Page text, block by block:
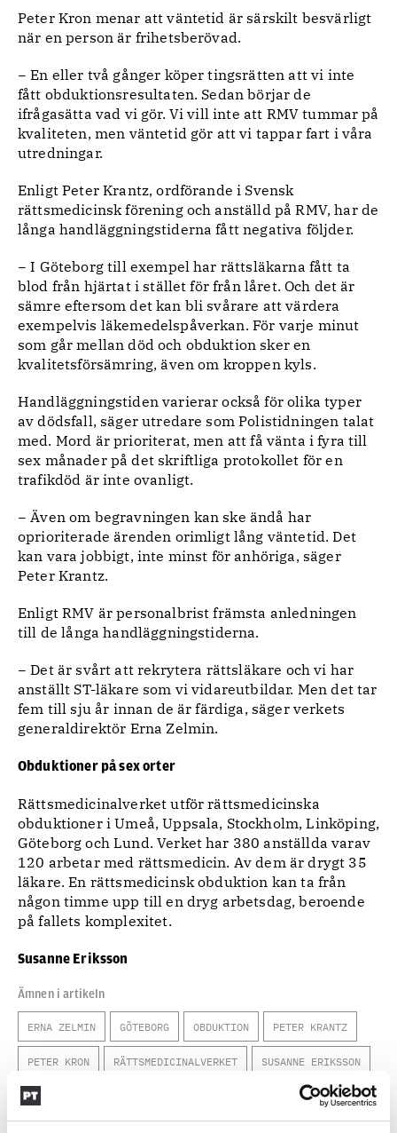
Peter Kron menar att väntetid är särskilt besvärligt
när en person är frihetsberövad.
− En eller två gånger köper tingsrätten att vi inte
fått obduktionsresultaten. Sedan börjar de
ifrågasätta vad vi gör. Vi vill inte att RMV tummar på
kvaliteten, men väntetid gör att vi tappar fart i våra
utredningar.
Enligt Peter Krantz, ordförande i Svensk
rättsmedicinsk förening och anställd på RMV, har de
långa handläggningstiderna fått negativa följder.
− I Göteborg till exempel har rättsläkarna fått ta
blod från hjärtat i stället för från låret. Och det är
sämre eftersom det kan bli svårare att värdera
exempelvis läkemedelspåverkan. För varje minut
som går mellan död och obduktion sker en
kvalitetsförsämring, även om kroppen kyls.
Handläggningstiden varierar också för olika typer
av dödsfall, säger utredare som Polistidningen talat
med. Mord är prioriterat, men att få vänta i fyra till
sex månader på det skriftliga protokollet för en
trafikdöd är inte ovanligt.
− Även om begravningen kan ske ändå har
oprioriterade ärenden orimligt lång väntetid. Det
kan vara jobbigt, inte minst för anhöriga, säger
Peter Krantz.
Enligt RMV är personalbrist främsta anledningen
till de långa handläggningstiderna.
− Det är svårt att rekrytera rättsläkare och vi har
anställt ST-läkare som vi vidareutbildar. Men det tar
fem till sju år innan de är färdiga, säger verkets
generaldirektör Erna Zelmin.
Obduktioner på sex orter
Rättsmedicinalverket utför rättsmedicinska
obduktioner i Umeå, Uppsala, Stockholm, Linköping,
Göteborg och Lund. Verket har 380 anställda varav
120 arbetar med rättsmedicin. Av dem är drygt 35
läkare. En rättsmedicinsk obduktion kan ta från
någon timme upp till en dryg arbetsdag, beroende
på fallets komplexitet.
Susanne Eriksson
Ämnen i artikeln
ERNA ZELMIN GÖTEBORG OBDUKTION PETER KRANTZ
PETER KRON RÄTTSMEDICINALVERKET SUSANNE ERIKSSON